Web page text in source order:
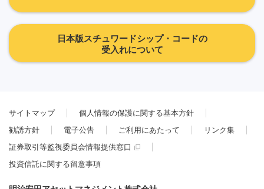
日本版スチュワードシップ・コードの
受入れについて
サイトマップ
個人情報の保護に関する基本方針
勧誘方針
電子公告 ご利用にあたって
リンク集
証券取引等監視委員会情報提供窓口
投資信託に関する留意事項